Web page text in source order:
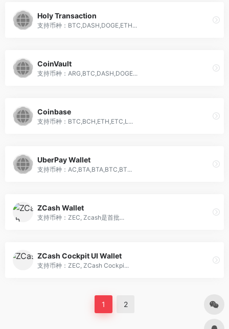
Holy Transaction
支持币种：BTC,DASH,DOGE,ETH...
CoinVault
支持币种：ARG,BTC,DASH,DOGE...
Coinbase
支持币种：BTC,BCH,ETH,ETC,L...
UberPay Wallet
支持币种：AC,BTA,BTA,BTC,BT...
ZCash Wallet
支持币种：ZEC, Zcash是首批...
ZCash Cockpit UI Wallet
支持币种：ZEC, ZCash Cockpi...
1 2